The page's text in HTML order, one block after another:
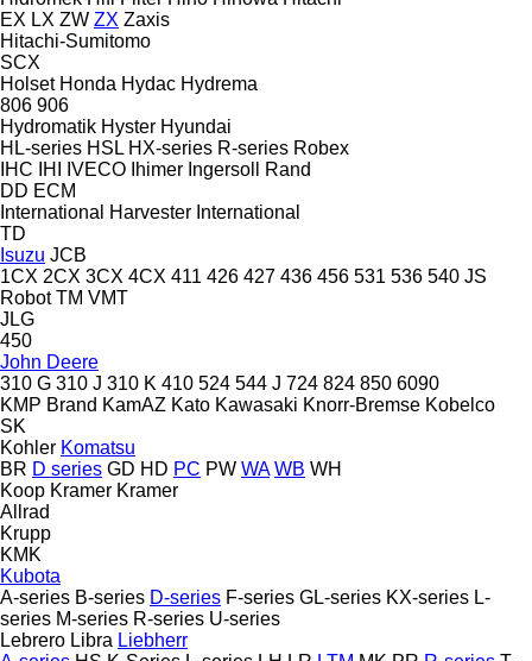
EX LX ZW ZX Zaxis
Hitachi-Sumitomo
SCX
Holset Honda Hydac Hydrema
806 906
Hydromatik Hyster Hyundai
HL-series HSL HX-series R-series Robex
IHC
IHI IVECO Ihimer Ingersoll Rand
DD ECM
International Harvester International
TD
Isuzu JCB
1CX 2CX 3CX 4CX 411 426 427 436 456 531 536 540 JS
Robot TM VMT
JLG
450
John Deere
310 G 310 J 310 K 410 524 544 J 724 824 850 6090
KMP Brand KamAZ Kato Kawasaki Knorr-Bremse Kobelco
SK
Kohler Komatsu
BR D series GD HD PC PW WA WB WH
Koop Kramer Kramer
Allrad
Krupp
KMK
Kubota
A-series B-series D-series F-series GL-series KX-series L-
series M-series R-series U-series
Lebrero Libra Liebherr